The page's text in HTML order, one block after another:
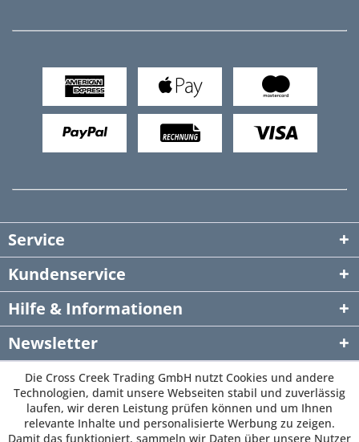
Service
Kundenservice
Hilfe & Informationen
Newsletter
Die Cross Creek Trading GmbH nutzt Cookies und andere
Technologien, damit unsere Webseiten stabil und zuverlässig
laufen, wir deren Leistung prüfen können und um Ihnen
relevante Inhalte und personalisierte Werbung zu zeigen.
Damit das funktioniert, sammeln wir Daten über unsere Nutzer